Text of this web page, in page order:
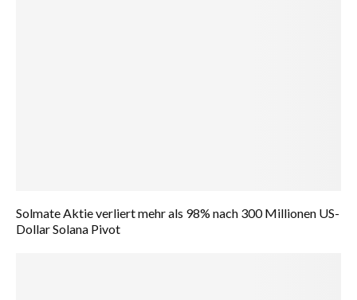
Solmate Aktie verliert mehr als 98% nach 300 Millionen US-
Dollar Solana Pivot